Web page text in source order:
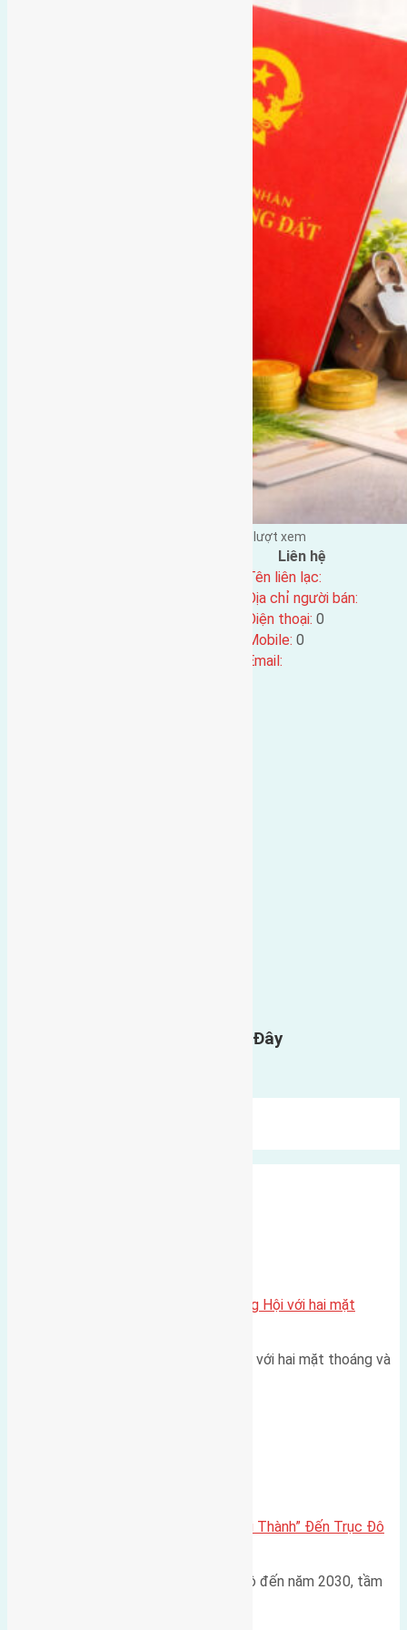
lượt xem
Liên hệ
Tên liên lạc:
Địa chỉ người bán:
Điện thoại: 0
Mobile: 0
Email:
Gửi Tin Nhắn Cho Chúng Tôi Ở Đây
Một vị trí hiếm còn lại tại X1 Đông Hội với hai mặt
Một góc tái định cư X1 Đông Hội với hai mặt thoáng và
Đông Anh 2026: Từ “Huyện Ngoại Thành” Đến Trục Đô
Trong bối cảnh Quy hoạch Thủ đô đến năm 2030, tầm